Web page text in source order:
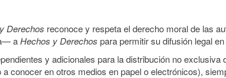
Derechos reconoce y respeta el derecho moral de las
aHechos y Derechos para permitir su difusión legal
y adicionales para la distribución no exclusiva
conocer en otros medios en papel o electrónicos),